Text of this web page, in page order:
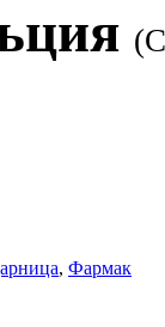
(
, Фармак